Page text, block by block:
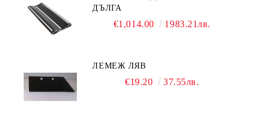
ДЪЛГА
€1,014.00 1983.21лв.
ЛЕМЕЖ ЛЯВ
€19.20 37.55лв.